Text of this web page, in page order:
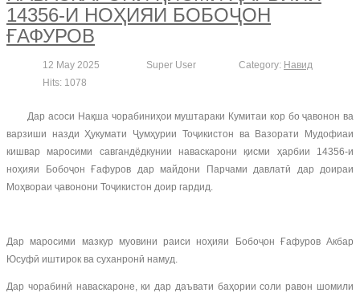
14356-И НОҲИЯИ БОБОҶОН
ҒАФУРОВ
12 May 2025 Super User Category: Навид
Hits: 1078
Дар асоси Нақша чорабиниҳои муштараки Кумитаи кор бо ҷавонон ва
варзиши назди Ҳукумати Ҷумҳурии Тоҷикистон ва Вазорати Мудофиаи
кишвар маросими савгандёдкунии наваскарони қисми ҳарбии 14356-и
ноҳияи Бобоҷон Ғафуров дар майдони Парчами давлатӣ дар доираи
Моҳвораи ҷавонони Тоҷикистон доир гардид.
Дар маросими мазкур муовини раиси ноҳияи Бобоҷон Ғафуров Акбар
Юсуфӣ иштирок ва суханронӣ намуд.
Дар чорабинӣ наваскароне, ки дар даъвати баҳории соли равон шомили